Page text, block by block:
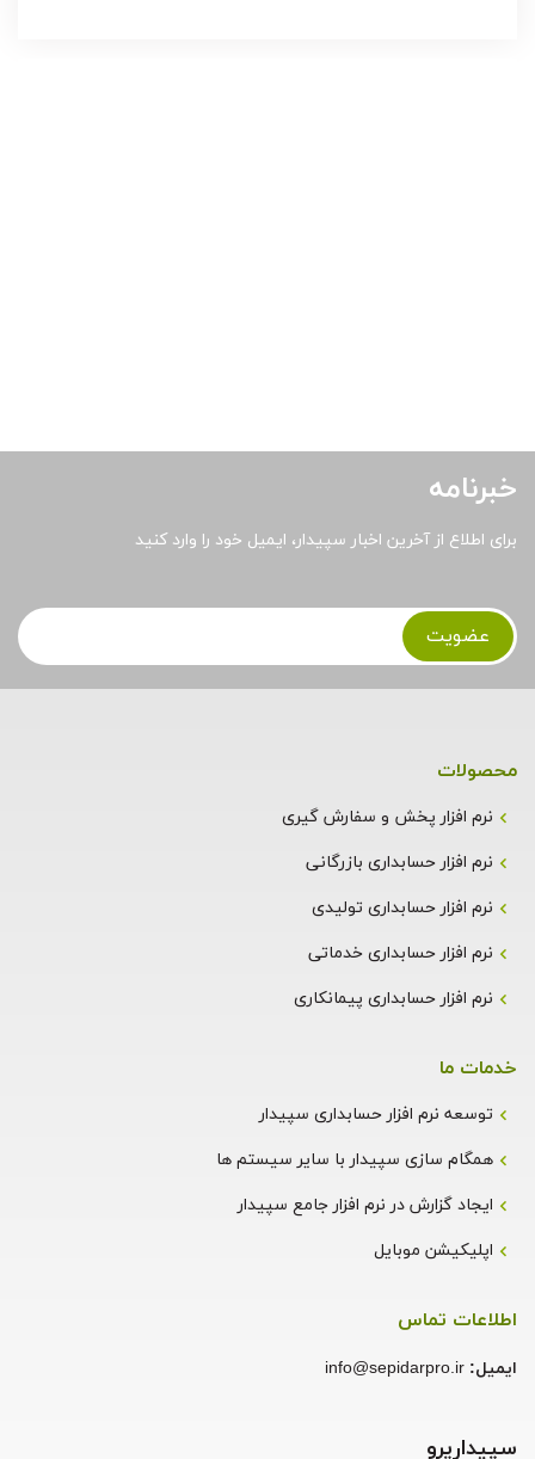
خبرنامه
برای اطلاع از آخرین اخبار سپیدار، ایمیل خود را وارد کنید
محصولات
نرم افزار پخش و سفارش گیری
نرم افزار حسابداری بازرگانی
نرم افزار حسابداری تولیدی
نرم افزار حسابداری خدماتی
نرم افزار حسابداری پیمانکاری
خدمات ما
توسعه نرم افزار حسابداری سپیدار
همگام سازی سپیدار با سایر سیستم ها
ایجاد گزارش در نرم افزار جامع سپیدار
اپلیکیشن موبایل
اطلاعات تماس
ایمیل:
سپیدارپرو